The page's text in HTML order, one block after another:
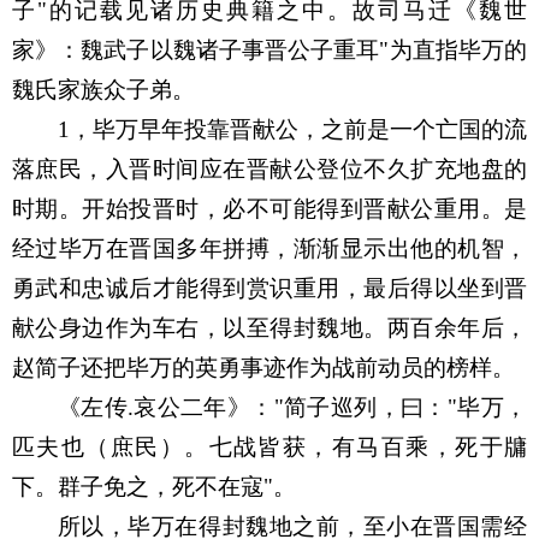
子"的记载见诸历史典籍之中。故司马迁《魏世
家》：魏武子以魏诸子事晋公子重耳"为直指毕万的
魏氏家族众子弟。
1 ，毕万早年投靠晋献公，之前是一个亡国的流
落庶民，入晋时间应在晋献公登位不久扩充地盘的
时期。开始投晋时，必不可能得到晋献公重用。是
经过毕万在晋国多年拼搏，渐渐显示出他的机智，
勇武和忠诚后才能得到赏识重用，最后得以坐到晋
献公身边作为车右，以至得封魏地。两百余年后，
赵简子还把毕万的英勇事迹作为战前动员的榜样。
《左传.哀公二年》： "简子巡列，曰： "毕万，
匹夫也（庶民）。七战皆获，有马百乘，死于牗
下。群子免之，死不在寇"。
所以，毕万在得封魏地之前，至小在晋国需经